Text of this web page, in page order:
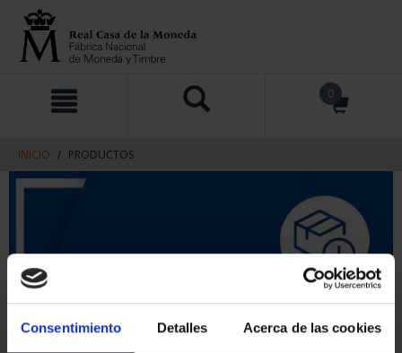
Consentimiento Detalles Acerca de las cookies
contenido
navegacin
0
INICIO PRODUCTOS